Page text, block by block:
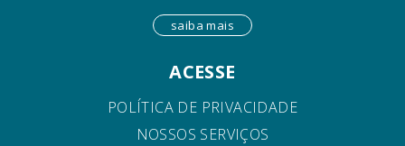
saiba mais
ACESSE
POLÍTICA DE PRIVACIDADE
NOSSOS SERVIÇOS